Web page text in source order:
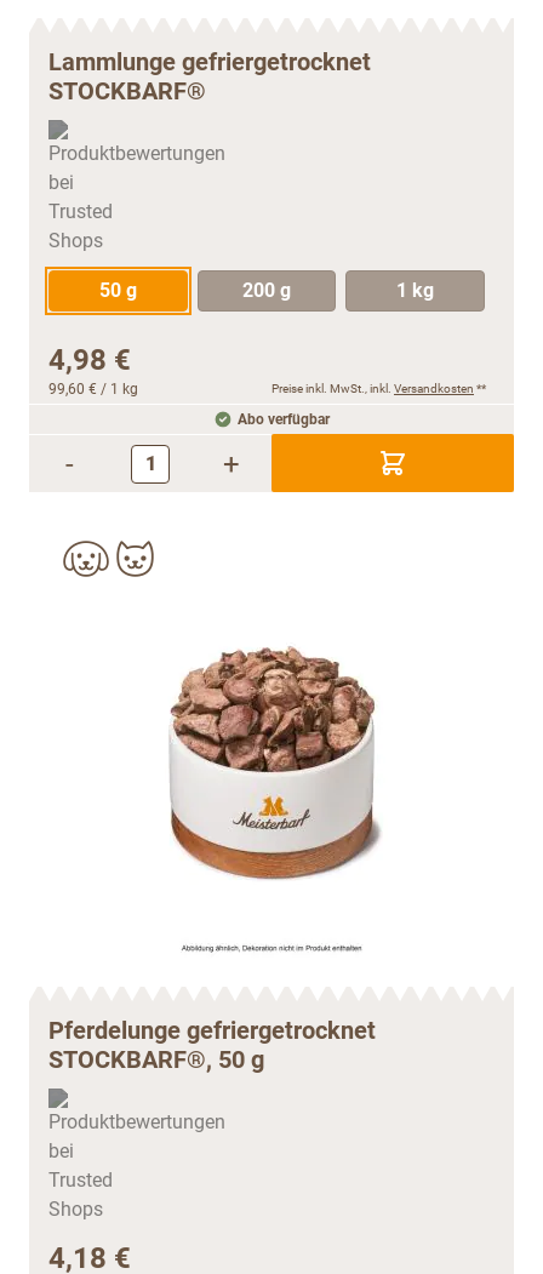
Lammlunge gefriergetrocknet
STOCKBARF®
50 g 200 g 1 kg
4,98 €
99,60 € / 1 kg Preise inkl. MwSt., inkl. Versandkosten **
Abo verfügbar
- +
Pferdelunge gefriergetrocknet
STOCKBARF®, 50 g
4,18 €